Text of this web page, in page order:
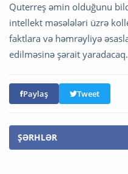
Quterreş əmin olduğunu
intellekt məsələləri üzrə
faktlara və həmrəyliyə
edilməsinə şərait yaradacaq.
Paylaş Tweet
ŞƏRHLƏR